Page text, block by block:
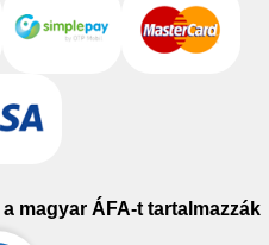
magyar ÁFA-t tartalmazzák